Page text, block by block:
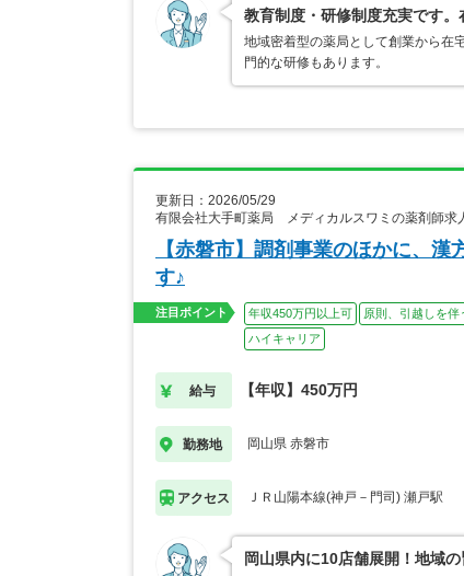
教育制度・研修制度充実です。
地域密着型の薬局として創業から在
門的な研修もあります。
更新日：2026/05/29
有限会社大手町薬局 メディカルスワミの薬剤師求
【赤磐市】調剤事業のほかに、
す♪
注目ポイント 年収450万円以上可 原則、引越しを伴
ハイキャリア
給与 【年収】450万円
勤務地 岡山県 赤磐市
アクセス ＪＲ山陽本線(神戸－門司) 瀬戸駅
岡山県内に10店舗展開！地域